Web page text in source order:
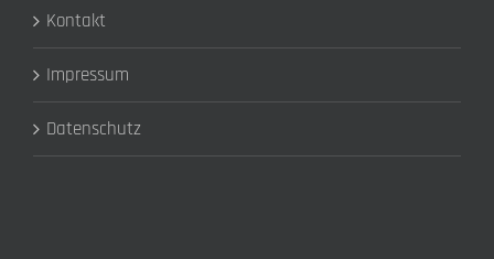
Kontakt
Impressum
Datenschutz